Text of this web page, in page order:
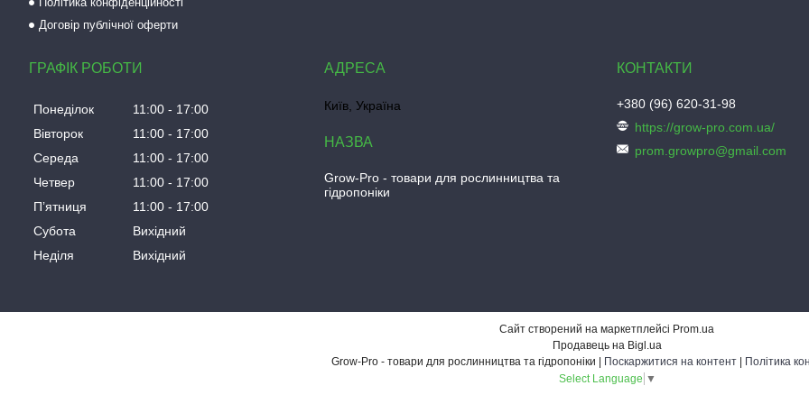
Договір публічної оферти
ГРАФІК РОБОТИ
Понеділок 11:00
17:00
Вівторок
11:00
17:00
Середа
11:00
17:00
Четвер
11:00
17:00
Пʼятниця
11:00
17:00
Субота
Вихідний
Неділя
Вихідний
Київ, Україна
Grow-Pro - товари для рослинництва та
гідропоніки
+380 (96) 620-31-98
https://grow-pro.com.ua/
prom.growpro@gmail.com
Сайт створений на маркетплейсі Prom.ua
Продавець на Bigl.ua
Поскаржитися на контент
Політика
Select Language ▼